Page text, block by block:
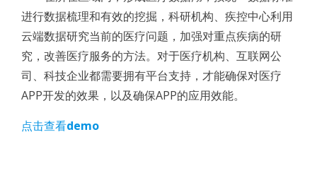
进行数据梳理和有效的挖掘，科研机构、疾控中心利用
云端数据研究当前的医疗问题，加强对重点疾病的研
究，改善医疗服务的方法。对于医疗机构、互联网公
司、科技企业都需要拥有平台支持，才能确保对医疗
APP开发的效果，以及确保APP的应用效能。
点击查看demo